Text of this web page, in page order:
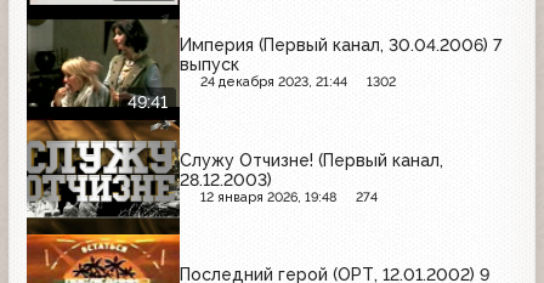
49:41
Империя (Первый канал, 30.04.2006) 7
выпуск
24 декабря 2023, 21:44 1302
Служу Отчизне! (Первый канал,
28.12.2003)
12 января 2026, 19:48 274
Последний герой (ОРТ, 12.01.2002) 9